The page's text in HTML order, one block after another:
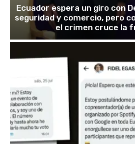
Ecuador espera un giro con
seguridad y comercio, pero
el crimen cruce la